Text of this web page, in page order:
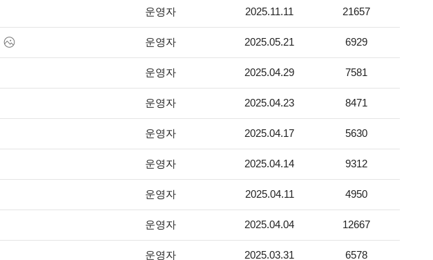
운영자 2025.11.11 21657
운영자 2025.05.21 6929
운영자 2025.04.29 7581
운영자 2025.04.23 8471
운영자 2025.04.17 5630
운영자 2025.04.14 9312
운영자 2025.04.11 4950
운영자 2025.04.04 12667
운영자 2025.03.31 6578